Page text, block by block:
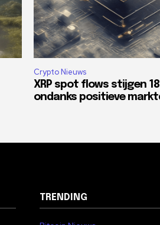
Crypto Nieuws
XRP spot flows stijgen
ondanks positieve
TRENDING